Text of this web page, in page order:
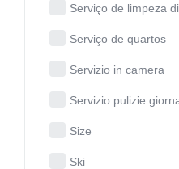
Serviço de limpeza
Serviço de quartos
Servizio in camera
Servizio pulizie
Size
Ski